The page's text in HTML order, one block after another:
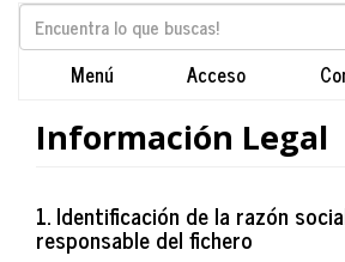
Menú Acceso
Información Legal
1. Identificación de la razón
responsable del fichero